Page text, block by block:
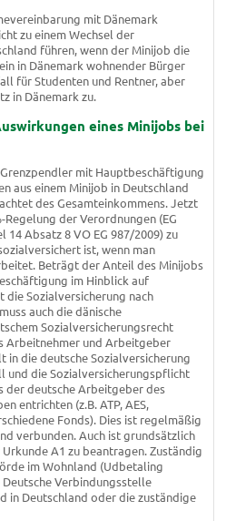
mit Dänemark
zu einem Wechsel der
führen, wenn der Minijob die
in Dänemark wohnender Bürger
für Studenten und Rentner, aber
in Dänemark zu.
eines Minijobs bei
mit Hauptbeschäftigung
aus einem Minijob in Deutschland
des Gesamteinkommens. Jetzt
der Verordnungen (EG
Absatz 8 VO EG 987/2009) zu
ist, wenn man
Beträgt der Anteil des Minijobs
im Hinblick auf
Sozialversicherung nach
auch die dänische
Sozialversicherungsrecht
Arbeitnehmer und Arbeitgeber
in die deutsche Sozialversicherung
und die Sozialversicherungspflicht
der deutsche Arbeitgeber des
entrichten (z.B. ATP, AES,
Fonds). Dies ist regelmäßig
verbunden. Auch ist grundsätzlich
A1 zu beantragen. Zuständig
im Wohnland (Udbetaling
Verbindungsstelle
in Deutschland oder die zuständige